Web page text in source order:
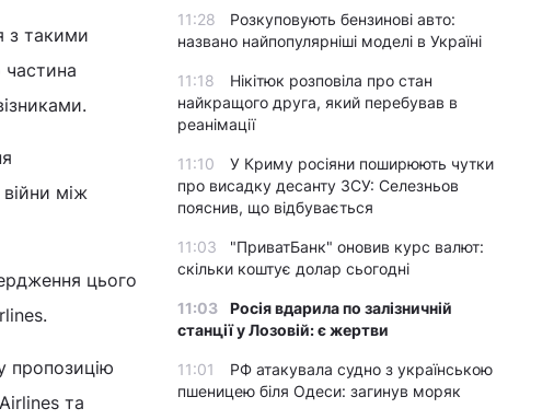
з такими
між
цього
пропозицію
та
11:28
Розкуповують бензинові авто:
названо найпопулярніші моделі в Україні
11:18
Нікітюк розповіла про стан
найкращого друга, який перебував в
реанімації
11:10
У Криму росіяни поширюють чутки
про висадку десанту ЗСУ: Селезньов
пояснив, що відбувається
11:03
"ПриватБанк" оновив курс валют:
скільки коштує долар сьогодні
11:03
Росія вдарила по залізничній
станції у Лозовій: є жертви
11:01
РФ атакувала судно з українською
пшеницею біля Одеси: загинув моряк